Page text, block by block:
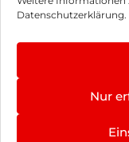
Datenschutzerklärung.
Nur
Hinweis zur